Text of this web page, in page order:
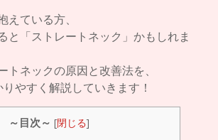
えている方、
と「ストレートネック」かもしれま
トネックの原因と改善法を、
やすく解説していきます！
～目次～ [閉じる]